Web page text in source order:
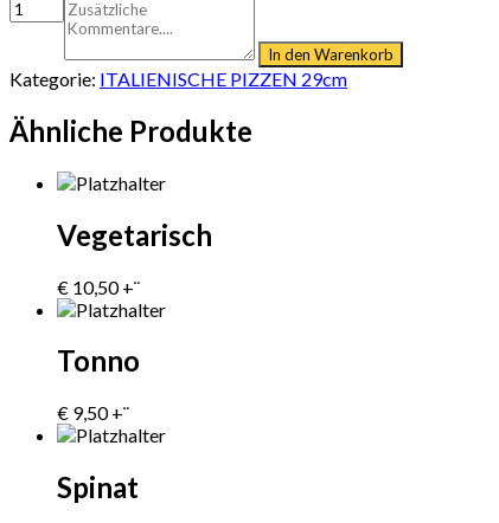
In den Warenkorb
Kategorie: ITALIENISCHE PIZZEN 29cm
Ähnliche Produkte
Vegetarisch
€ 10,50 +¨
Tonno
€ 9,50 +¨
Spinat